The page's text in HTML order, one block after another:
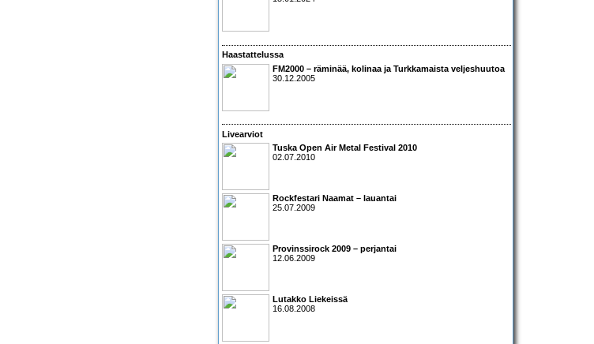
Haastattelussa
FM2000 – räminää, kolinaa ja Turkkamaista veljeshuutoa
30.12.2005
Livearviot
Tuska Open Air Metal Festival 2010
02.07.2010
Rockfestari Naamat – lauantai
25.07.2009
Provinssirock 2009 – perjantai
12.06.2009
Lutakko Liekeissä
16.08.2008